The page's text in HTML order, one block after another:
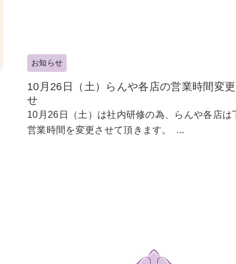
お知らせ
10月26日（土）らんや各店の営業時間変
せ
10月26日（土）は社内研修の為、らんや各店は
営業時間を変更させて頂きます。 ...